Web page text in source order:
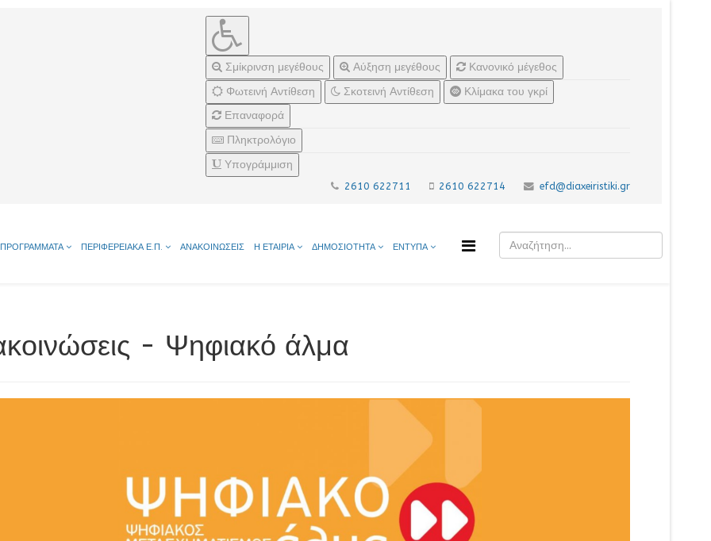
Σμίκρινση μεγέθους Αύξηση μεγέθους
Κανονικό μέγεθος
Φωτεινή Αντίθεση
Σκοτεινή Αντίθεση
Κλίμακα του γκρί
Επαναφορά
Πληκτρολόγιο
Υπογράμμιση
2610 622711 2610 622714 efd@diaxeiristiki.gr
ΠΡΟΓΡΑΜΜΑΤΑ ΠΕΡΙΦΕΡΕΙΑΚΑ Ε.Π. ΑΝΑΚΟΙΝΩΣΕΙΣ Η ΕΤΑΙΡΙΑ ΔΗΜΟΣΙΟΤΗΤΑ ΕΝΤΥΠΑ
- Ψηφιακό άλμα